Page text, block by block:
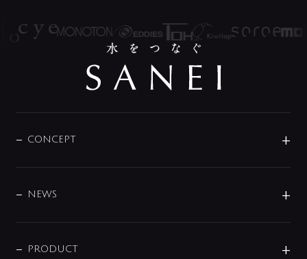
CONCEPT
DESIGN
NEWS
商品に関して
PRODUCT